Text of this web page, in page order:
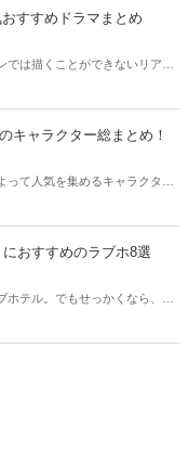
すすめドラマまとめ
は描くことができないリアル
キャラクター総まとめ！
て人気を集めるキャラクター
におすすめのラブホ8選
テル。でもせっかくなら、キ